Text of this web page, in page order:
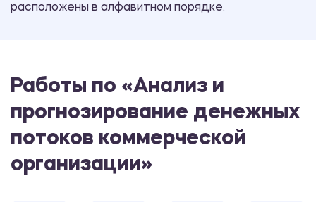
расположены в алфавитном порядке.
Работы по «Анализ и
прогнозирование денежных
потоков коммерческой
организации»